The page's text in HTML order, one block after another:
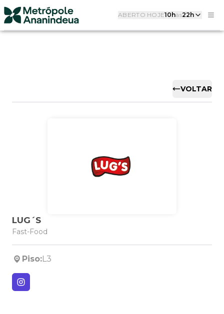
ABERTO HOJE10hàs22h
VOLTAR
LUG´S
Fast-Food
Piso:L3